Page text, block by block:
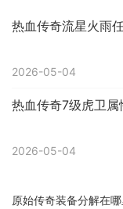
热血传奇流星火雨
2026-05-04
热血传奇7级虎卫属
2026-05-04
原始传奇装备分解在哪